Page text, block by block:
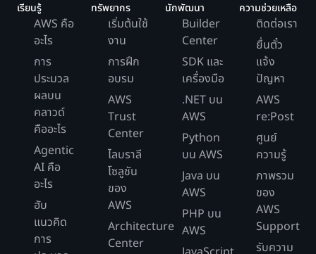
เรียนรู้
AWS คือ
อะไร
การ
ประมวล
ผลบน
คลาวด์
คืออะไร
Agentic
AI คือ
อะไร
ฮับ
แนวคิด
การ
ทรัพยากร
เริ่มต้นใช้
งาน
การฝึก
อบรม
AWS
Trust
Center
ไลบราลี
โซลูชัน
ของ
AWS
Architecture
Center
นักพัฒนา
Builder
Center
SDK และ
เครื่องมือ
.NET บน
AWS
Python
บน AWS
Java บน
AWS
PHP บน
AWS
ความช่วยเหลือ
ติดต่อเรา
ยื่นตั๋ว
แจ้ง
ปัญหา
AWS
re:Post
ศูนย์
ความรู้
ภาพรวม
ของ
AWS
Support
รับความ